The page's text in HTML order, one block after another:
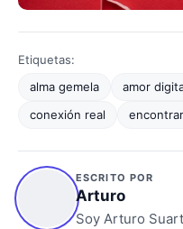
Etiquetas:
alma gemela
amor
conexión real
ESCRITO POR
Arturo
Soy Arturo